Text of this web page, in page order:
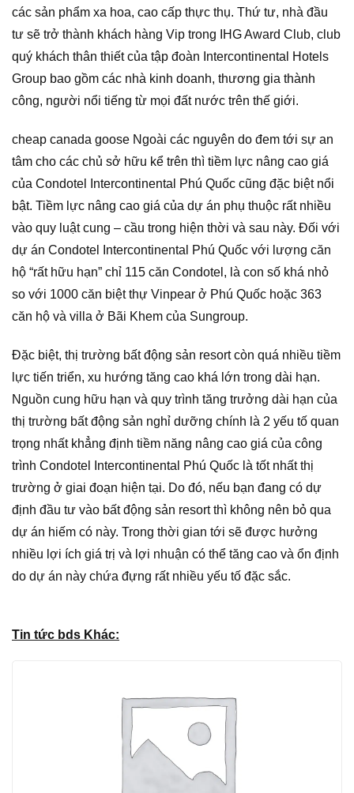
các sản phẩm xa hoa, cao cấp thực thụ. Thứ tư, nhà đầu
tư sẽ trở thành khách hàng Vip trong IHG Award Club, club
quý khách thân thiết của tập đoàn Intercontinental Hotels
Group bao gồm các nhà kinh doanh, thương gia thành
công, người nổi tiếng từ mọi đất nước trên thế giới.
cheap canada goose Ngoài các nguyên do đem tới sự an
tâm cho các chủ sở hữu kể trên thì tiềm lực nâng cao giá
của Condotel Intercontinental Phú Quốc cũng đặc biệt nổi
bật. Tiềm lực nâng cao giá của dự án phụ thuộc rất nhiều
vào quy luật cung – cầu trong hiện thời và sau này. Đối với
dự án Condotel Intercontinental Phú Quốc với lượng căn
hộ “rất hữu hạn” chỉ 115 căn Condotel, là con số khá nhỏ
so với 1000 căn biệt thự Vinpear ở Phú Quốc hoặc 363
căn hộ và villa ở Bãi Khem của Sungroup.
Đặc biệt, thị trường bất động sản resort còn quá nhiều tiềm
lực tiến triển, xu hướng tăng cao khá lớn trong dài hạn.
Nguồn cung hữu hạn và quy trình tăng trưởng dài hạn của
thị trường bất động sản nghỉ dưỡng chính là 2 yếu tố quan
trọng nhất khẳng định tiềm năng nâng cao giá của công
trình Condotel Intercontinental Phú Quốc là tốt nhất thị
trường ở giai đoạn hiện tại. Do đó, nếu bạn đang có dự
định đầu tư vào bất động sản resort thì không nên bỏ qua
dự án hiếm có này. Trong thời gian tới sẽ được hưởng
nhiều lợi ích giá trị và lợi nhuận có thể tăng cao và ổn định
do dự án này chứa đựng rất nhiều yếu tố đặc sắc.
Tin tức bds Khác: